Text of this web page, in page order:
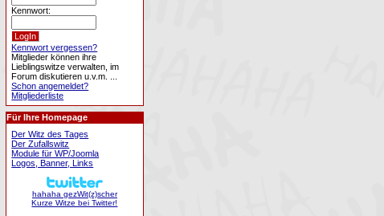
Kennwort:
Kennwort vergessen?
Mitglieder können ihre
Lieblingswitze verwalten, im
Forum diskutieren u.v.m. ...
Schon angemeldet?
Mitgliederliste
Für Ihre Homepage
Der Witz des Tages
Der Zufallswitz
Module für WP/Joomla
Logos, Banner, Links
hahaha gezWit(z)scher
Kurze Witze bei Twitter!